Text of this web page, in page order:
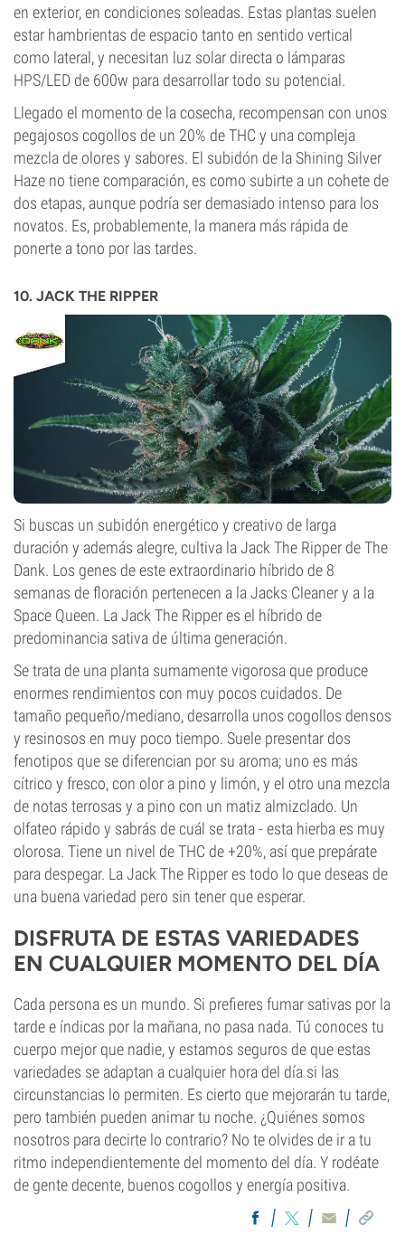
en exterior, en condiciones soleadas. Estas plantas suelen
estar hambrientas de espacio tanto en sentido vertical
como lateral, y necesitan luz solar directa o lámparas
HPS/LED de 600w para desarrollar todo su potencial.
Llegado el momento de la cosecha, recompensan con unos
pegajosos cogollos de un 20% de THC y una compleja
mezcla de olores y sabores. El subidón de la Shining Silver
Haze no tiene comparación, es como subirte a un cohete de
dos etapas, aunque podría ser demasiado intenso para los
novatos. Es, probablemente, la manera más rápida de
ponerte a tono por las tardes.
10. JACK THE RIPPER
Si buscas un subidón energético y creativo de larga
duración y además alegre, cultiva la Jack The Ripper de The
Dank. Los genes de este extraordinario híbrido de 8
semanas de floración pertenecen a la Jacks Cleaner y a la
Space Queen. La Jack The Ripper es el híbrido de
predominancia sativa de última generación.
Se trata de una planta sumamente vigorosa que produce
enormes rendimientos con muy pocos cuidados. De
tamaño pequeño/mediano, desarrolla unos cogollos densos
y resinosos en muy poco tiempo. Suele presentar dos
fenotipos que se diferencian por su aroma; uno es más
cítrico y fresco, con olor a pino y limón, y el otro una mezcla
de notas terrosas y a pino con un matiz almizclado. Un
olfateo rápido y sabrás de cuál se trata - esta hierba es muy
olorosa. Tiene un nivel de THC de +20%, así que prepárate
para despegar. La Jack The Ripper es todo lo que deseas de
una buena variedad pero sin tener que esperar.
DISFRUTA DE ESTAS VARIEDADES
EN CUALQUIER MOMENTO DEL DÍA
Cada persona es un mundo. Si prefieres fumar sativas por la
tarde e índicas por la mañana, no pasa nada. Tú conoces tu
cuerpo mejor que nadie, y estamos seguros de que estas
variedades se adaptan a cualquier hora del día si las
circunstancias lo permiten. Es cierto que mejorarán tu tarde,
pero también pueden animar tu noche. ¿Quiénes somos
nosotros para decirte lo contrario? No te olvides de ir a tu
ritmo independientemente del momento del día. Y rodéate
de gente decente, buenos cogollos y energía positiva.